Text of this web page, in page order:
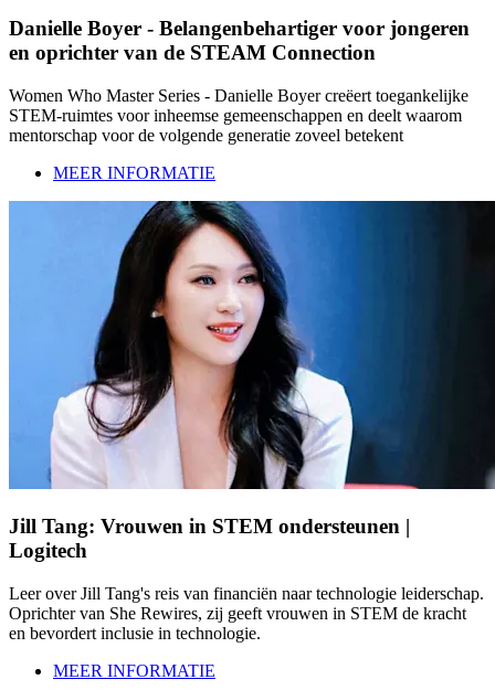
Danielle Boyer - Belangenbehartiger voor jongeren
en oprichter van de STEAM Connection
Women Who Master Series - Danielle Boyer creëert toegankelijke
STEM-ruimtes voor inheemse gemeenschappen en deelt waarom
mentorschap voor de volgende generatie zoveel betekent
MEER INFORMATIE
Jill Tang: Vrouwen in STEM ondersteunen |
Logitech
Leer over Jill Tang's reis van financiën naar technologie leiderschap.
Oprichter van She Rewires, zij geeft vrouwen in STEM de kracht
en bevordert inclusie in technologie.
MEER INFORMATIE